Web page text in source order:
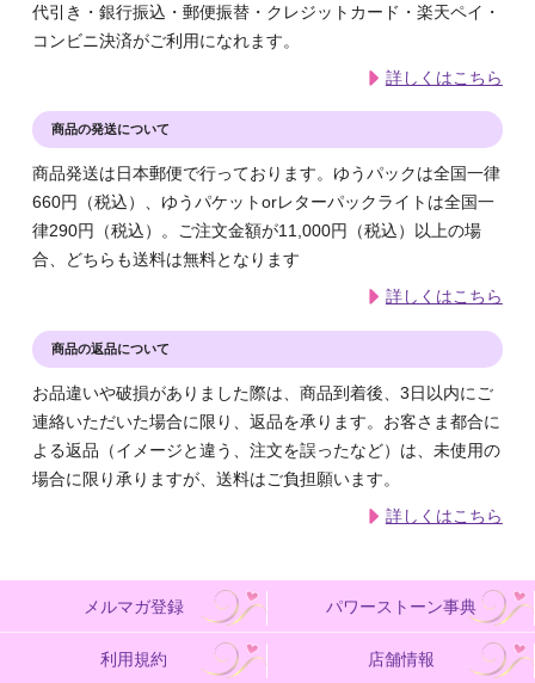
代引き・銀行振込・郵便振替・クレジットカード・楽天ペイ・
コンビニ決済がご利用になれます。
詳しくはこちら
商品の発送について
商品発送は日本郵便で行っております。ゆうパックは全国一律
660円（税込）、ゆうパケットorレターパックライトは全国一
律290円（税込）。ご注文金額が11,000円（税込）以上の場
合、どちらも送料は無料となります
詳しくはこちら
商品の返品について
お品違いや破損がありました際は、商品到着後、3日以内にご
連絡いただいた場合に限り、返品を承ります。お客さま都合に
よる返品（イメージと違う、注文を誤ったなど）は、未使用の
場合に限り承りますが、送料はご負担願います。
詳しくはこちら
メルマガ登録 パワーストーン事典
利用規約 店舗情報